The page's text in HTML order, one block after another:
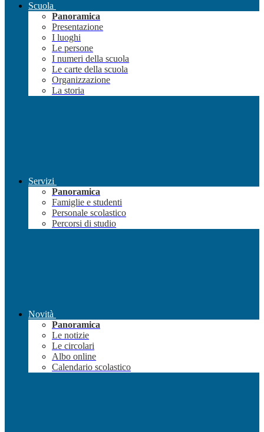
Scuola
Panoramica
Presentazione
I luoghi
Le persone
I numeri della scuola
Le carte della scuola
Organizzazione
La storia
Servizi
Panoramica
Famiglie e studenti
Personale scolastico
Percorsi di studio
Novità
Panoramica
Le notizie
Le circolari
Albo online
Calendario scolastico